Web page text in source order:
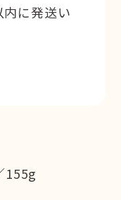
に発送い
155g